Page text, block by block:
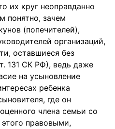
их круг неоправданно
понятно, зачем
(попечителей),
организаций,
оставшиеся без
131 СК РФ), ведь даже
на усыновление
ребенка
где он
члена семьи со
правовыми,